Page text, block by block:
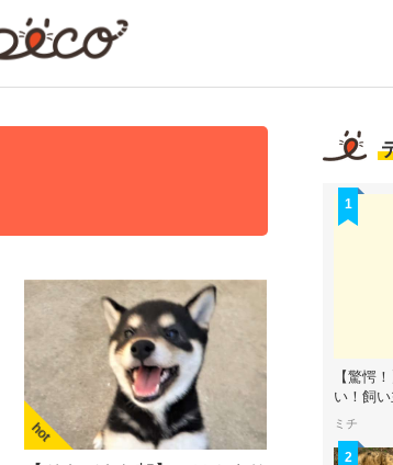
1
【驚愕
い！飼
ミチ
2